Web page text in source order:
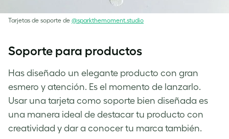
Tarjetas de soporte de @sparkthemoment.studio
Soporte para productos
Has diseñado un elegante producto con gran
esmero y atención. Es el momento de lanzarlo.
Usar una tarjeta como soporte bien diseñada es
una manera ideal de destacar tu producto con
creatividad y dar a conocer tu marca también.